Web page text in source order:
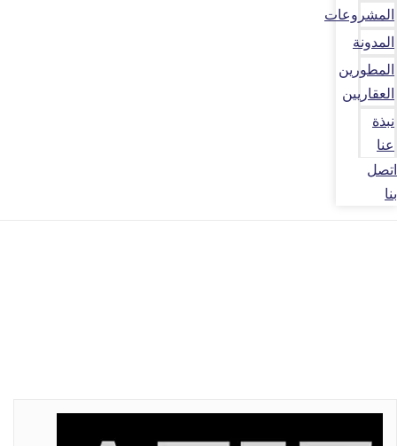
المشروعات
المدونة
المطورين
العقاريين
نبذة
عنا
اتصل
بنا